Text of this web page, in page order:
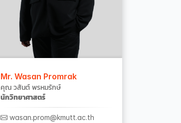
Mr. Wasan Promrak
คุณ วสันต์ พรหมรักษ์
นักวิทยาศาสตร์
wasan.prom@kmutt.ac.th